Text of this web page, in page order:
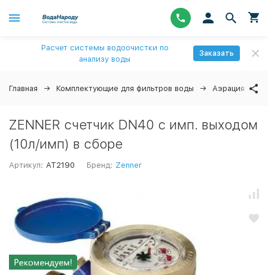
Расчет системы водоочистки по
анализу воды
Заказать
Главная Комплектующие для фильтров воды Аэрация
ZENNER счетчик DN40 с имп. выходом
(10л/имп) в сборе
Артикул: AT2190 Бренд: Zenner